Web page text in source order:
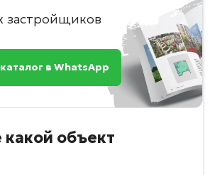
застройщиков
в WhatsApp
какой объект